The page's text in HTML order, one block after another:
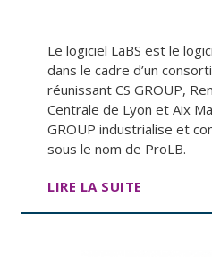
Le logiciel LaBS est le
dans le cadre d’un
réunissant CS GROUP,
Centrale de Lyon et Aix
GROUP industrialise et
sous le nom de ProLB.
LIRE LA SUITE